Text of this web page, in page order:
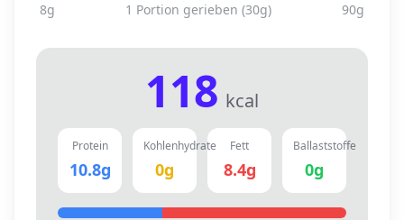
8g 1 Portion gerieben (30g) 90g
118 kcal
Protein
10.8g
Kohlenhydrate
0g
Fett
8.4g
Ballaststoffe
0g